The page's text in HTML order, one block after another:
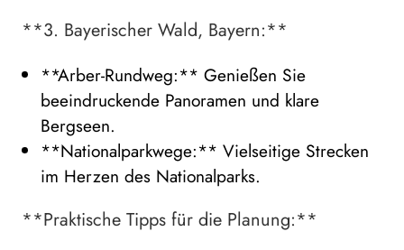
**3. Bayerischer Wald, Bayern:**
**Arber-Rundweg:** Genießen Sie
beeindruckende Panoramen und klare
Bergseen.
**Nationalparkwege:** Vielseitige Strecken
im Herzen des Nationalparks.
**Praktische Tipps für die Planung:**